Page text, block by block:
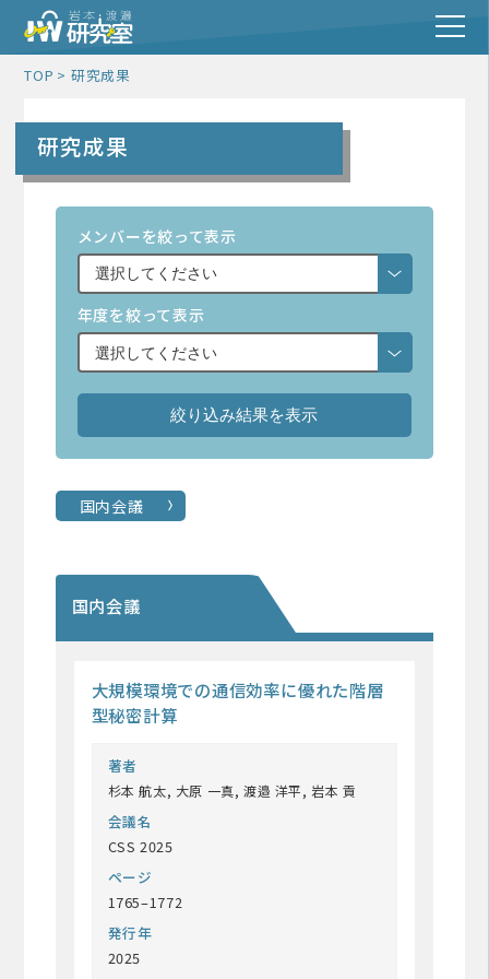
TOP 研究成果
研究成果
メンバーを絞って表示
年度を絞って表示
国内会議
国内会議
大規模環境での通信効率に優れた階層
型秘密計算
著者
杉本 航太, 大原 一真, 渡邉 洋平, 岩本 貢
会議名
CSS 2025
ページ
1765–1772
発行年
2025